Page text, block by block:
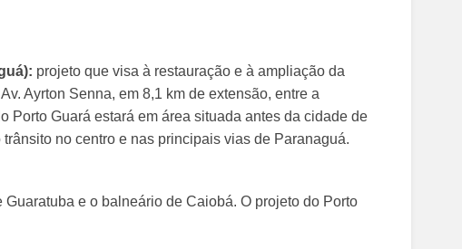
projeto que visa à restauração e à ampliação da
Ayrton Senna, em 8,1 km de extensão, entre a
Porto Guará estará em área situada antes da cidade de
no centro e nas principais vias de Paranaguá.
e o balneário de Caiobá. O projeto do Porto